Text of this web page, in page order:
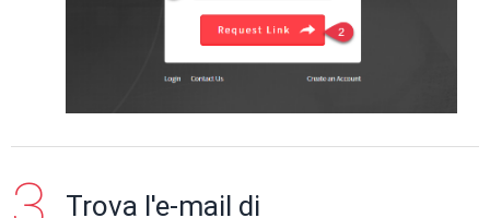
Trova l'e-mail di